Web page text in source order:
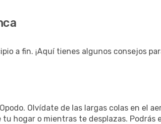
a fin. ¡Aquí tienes algunos consejos
Olvídate de las largas colas en el
hogar o mientras te desplazas. Podrás